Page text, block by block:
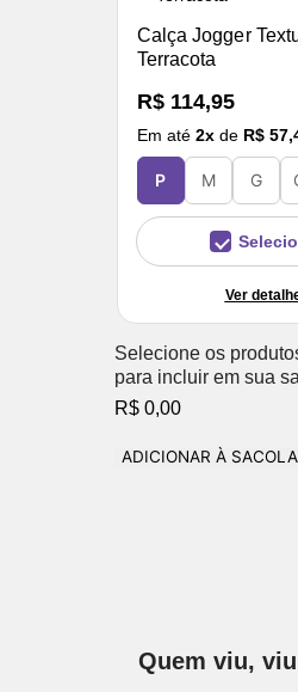
Calça Jogger
Terracota
R$ 114,95
Em até 2x de R$
P M G
Ver
Selecione os
para incluir em sua
R$ 0,00
ADICIONAR À SACOLA
Quem viu,